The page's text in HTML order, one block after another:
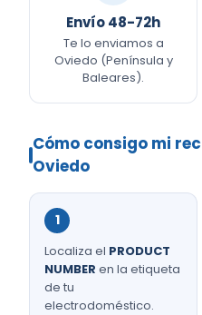
Envío 48-72h
Te lo enviamos a
Oviedo (Península y
Baleares).
Cómo consigo mi
Oviedo
1
Localiza el PRODUCT
NUMBER en la etiqueta
de tu
electrodoméstico.